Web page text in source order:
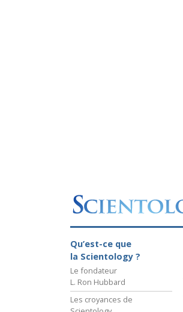
Qu’est-ce que
la Scientology ?
Le fondateur
L. Ron Hubbard
Les croyances de